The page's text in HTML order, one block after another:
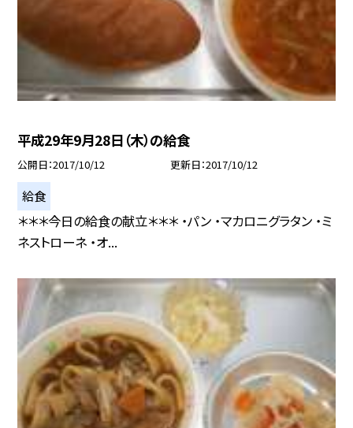
平成29年9月28日（木）の給食
公開日 2017/10/12 更新日 2017/10/12
給食
＊＊＊今日の給食の献立＊＊＊ ・パン ・マカロニグラタン ・ミ
ネストローネ ・オ...